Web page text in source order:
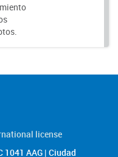
license
AAG | Ciudad